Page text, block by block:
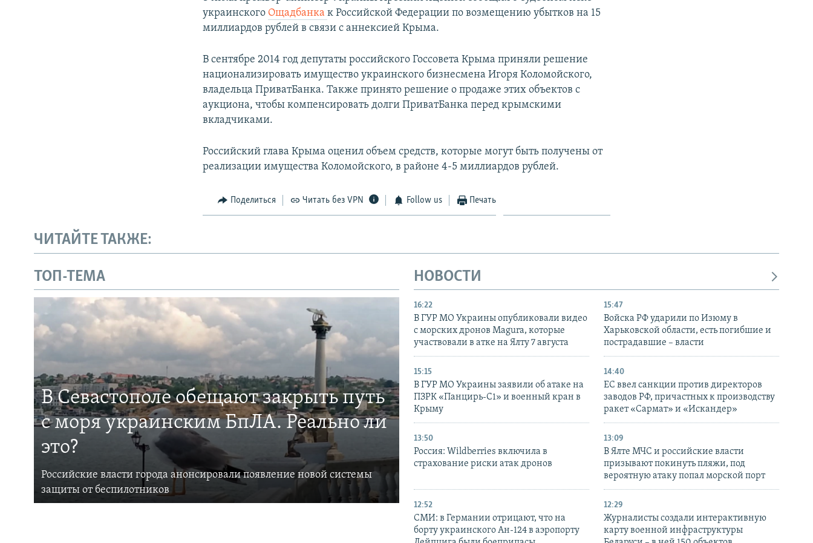
украинского Ощадбанкак Российской Федерации по возмещению убытков на 15
миллиардов рублей в связи с аннексией Крыма.
В сентябре 2014 год депутаты российского Госсовета Крыма приняли решение
национализировать имущество украинского бизнесмена Игоря Коломойского,
владельца ПриватБанка. Также принято решение о продаже этих объектов с
аукциона, чтобы компенсировать долги ПриватБанка перед крымскими
вкладчиками.
Российский глава Крыма оценил объем средств, которые могут быть получены от
реализации имущества Коломойского, в районе 4-5 миллиардов рублей.
Поделиться Читать без VPN Follow us Печать
ЧИТАЙТЕ ТАКЖЕ:
ТОП-ТЕМА
В Севастополе обещают закрыть путь
с моря украинским БпЛА. Реально ли
это?
Российские власти города анонсировали появление новой системы
защиты от беспилотников
НОВОСТИ
16:22
В ГУР МО Украины опубликовали видео
с морских дронов Magura, которые
участвовали в атке на Ялту 7 августа
15:47
Войска РФ ударили по Изюму в
Харьковской области, есть погибшие и
пострадавшие – власти
15:15
В ГУР МО Украины заявили об атаке на
ПЗРК «Панцирь-С1» и военный кран в
Крыму
14:40
ЕС ввел санкции против директоров
заводов РФ, причастных к производству
ракет «Сармат» и «Искандер»
13:50
Россия: Wildberries включила в
страхование риски атак дронов
13:09
В Ялте МЧС и российские власти
призывают покинуть пляжи, под
вероятную атаку попал морской порт
12:52
СМИ: в Германии отрицают, что на
борту украинского Ан-124 в аэропорту
12:29
Журналисты создали интерактивную
карту военной инфраструктуры